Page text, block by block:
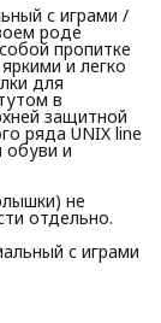
с играми /
роде
пропитке
и легко
для
в
защитной
ряда UNIX line
обуви и
не
отдельно.
с играми